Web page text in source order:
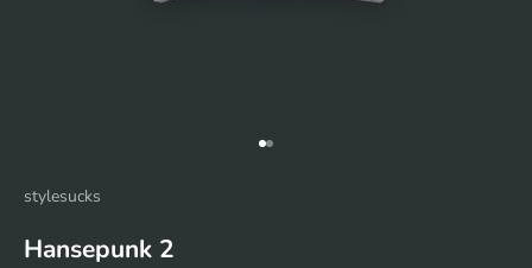
Gehe zu Element 1
Gehe zu Element 2
stylesucks
Hansepunk 2